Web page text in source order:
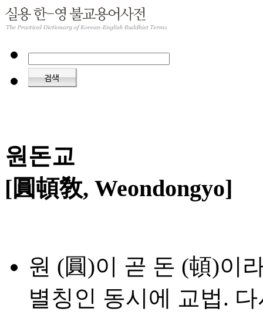
원돈교
[圓頓敎, Weondongyo]
원 (圓)이 곧 돈 (頓)이
별칭인 동시에 교법.